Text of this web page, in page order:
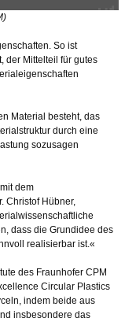
So ist
der Mittelteil für gutes
Material besteht, das
durch eine
sozusagen
dem
Christof Hübner,
dass die Grundidee des
realisierbar ist.«
des Fraunhofer CPM
Circular Plastics
indem beide aus
insbesondere das